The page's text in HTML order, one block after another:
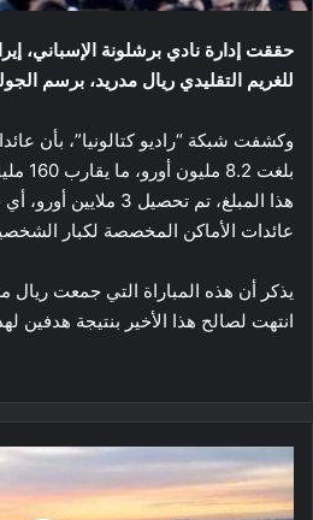
حققت إدارة نادي برشلونة الإسباني،
للغريم التقليدي ريال مدريد، برسم الجولة الـ28 من
وكشفت شبكة “راديو كتالونيا”، بأن
بلغت
عائدات الأماكن المخصصة لكبار
يذكر أن هذه المباراة التي جمعت ريال
انتهت لصالح هذا الأخير بنتيجة هدفين
انطلاق
عملية
بيع